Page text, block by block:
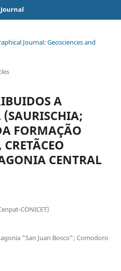
Journal: Geosciences and
A
FORMAÇÃO
CENTRAL
CONICET)
"San Juan Bosco"; Comodoro